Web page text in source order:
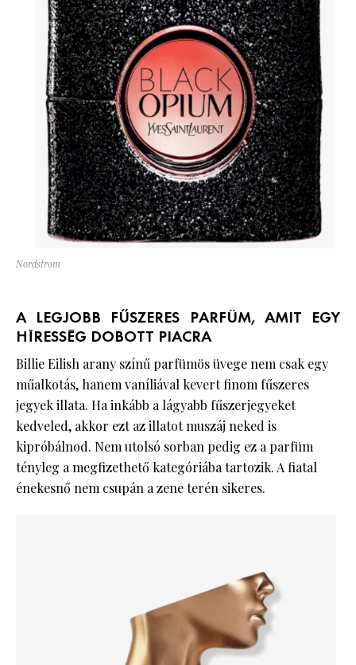
Nordstrom
A LEGJOBB FŰSZERES PARFÜM, AMIT EGY
HÍRESSÉG DOBOTT PIACRA
Billie Eilish arany színű parfümös üvege nem csak egy
műalkotás, hanem vaníliával kevert finom fűszeres
jegyek illata. Ha inkább a lágyabb fűszerjegyeket
kedveled, akkor ezt az illatot muszáj neked is
kipróbálnod. Nem utolsó sorban pedig ez a parfüm
tényleg a megfizethető kategóriába tartozik. A fiatal
énekesnő nem csupán a zene terén sikeres.